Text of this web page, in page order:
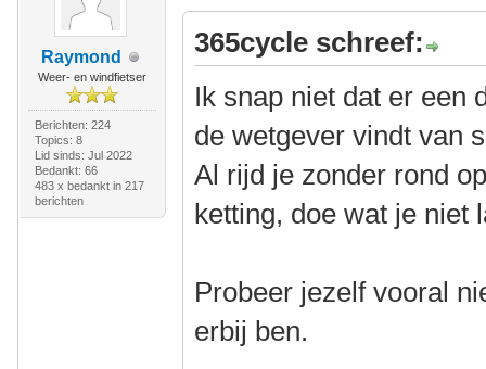
Raymond
Weer- en windfietser
Berichten: 224
Topics: 8
Lid sinds: Jul 2022
Bedankt: 66
483 x bedankt in 217
berichten
365cycle schreef:
Ik snap niet dat er een
de wetgever vindt van
Al rijd je zonder rond
ketting, doe wat je niet
Probeer jezelf vooral
erbij ben.